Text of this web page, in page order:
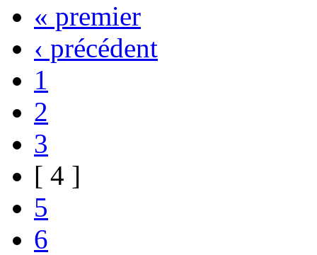
« premier
‹ précédent
1
2
3
[ 4 ]
5
6